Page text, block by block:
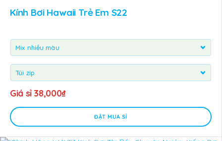
Kính Bơi Hawaii Trẻ Em S22
Giá sỉ 38,000₫
ĐẶT MUA SỈ